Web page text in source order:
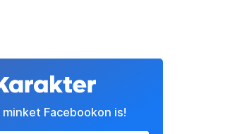
minket Facebookon is!